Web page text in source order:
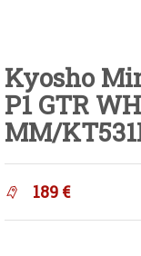
Kyosho
P1 GTR
MM/
189 €